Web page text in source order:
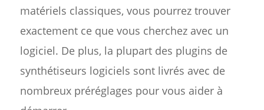
matériels classiques, vous pourrez trouver
exactement ce que vous cherchez avec un
logiciel. De plus, la plupart des plugins de
synthétiseurs logiciels sont livrés avec de
nombreux préréglages pour vous aider à